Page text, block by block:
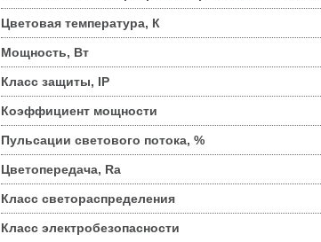
Цветовая температура, К
Мощность, Вт
Класс защиты, IP
Коэффициент мощности
Пульсации светового потока, %
Цветопередача, Ra
Класс светораспределения
Класс электробезопасности